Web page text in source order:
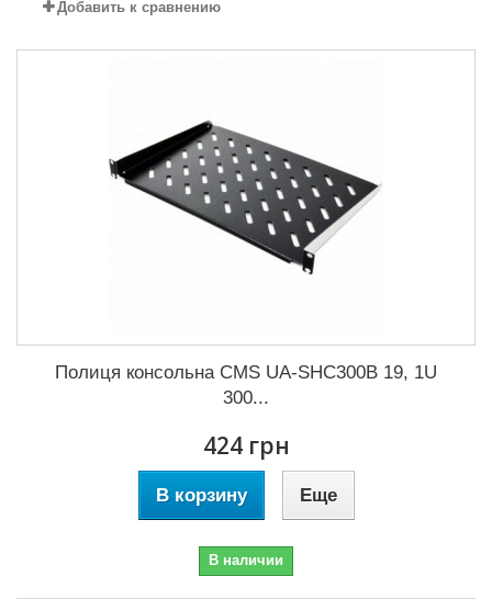
Добавить к сравнению
Полиця консольна CMS UA-SHC300B 19, 1U
300...
424 грн
В корзину Еще
В наличии